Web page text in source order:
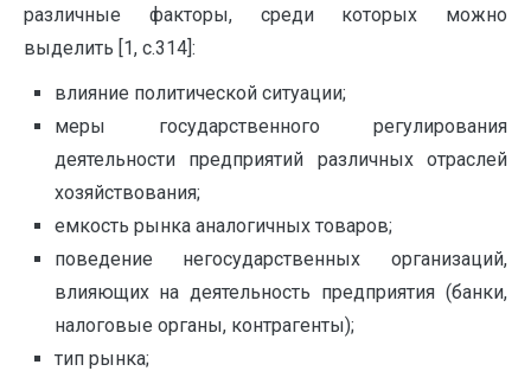
различные факторы, среди которых можно
выделить [1, с.314]:
влияние политической ситуации;
меры государственного регулирования
деятельности предприятий различных отраслей
хозяйствования;
емкость рынка аналогичных товаров;
поведение негосударственных организаций,
влияющих на деятельность предприятия (банки,
налоговые органы, контрагенты);
тип рынка;